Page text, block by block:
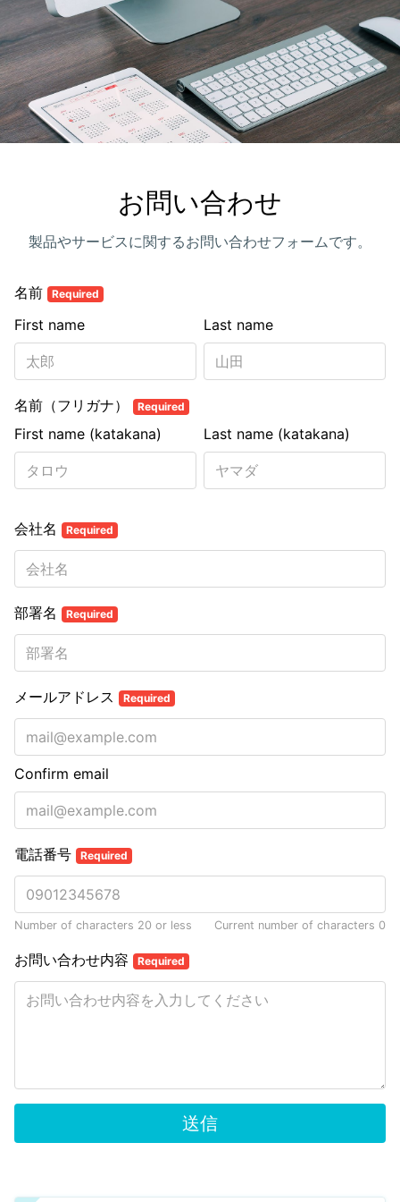
お問い合わせ
製品やサービスに関するお問い合わせフォームです。
名前 Required
Last name
First name
名前（フリガナ） Required
Last name (katakana)
First name (katakana)
会社名 Required
部署名 Required
メールアドレス Required
Confirm email
電話番号 Required
Number of characters 20 or less Current number of characters 0
お問い合わせ内容 Required
送信